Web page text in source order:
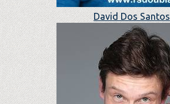
David Dos Santos